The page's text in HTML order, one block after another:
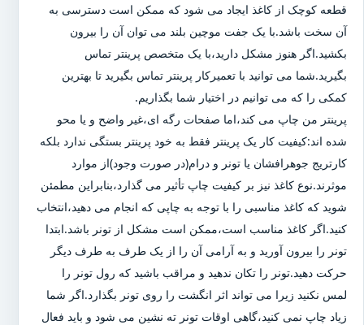
قطعه کوچک از کاغذ ایجاد می شود که ممکن است دسترسی به
آن سخت باشد.با یک جفت موچین بلند می توان آن را بیرون
بکشید.اگر هنوز مشکل دارید،با یک متخصص پرینتر تماس
بگیرید.شما می توانید با تعمیرکار پرینتر تماس بگیرید تا بهترین
کمکی را که می توانیم در اختیار شما بگذاریم.
پرینتر من چاپ می کند،اما صفحات رگه ای،غیر واضح و یا محو
شده اند:کیفیت کار یک پرینتر فقط به خود پرینتر بستگی ندارد بلکه
کارتریج جوهرافشان یا تونر و درام(در صورت وجود)از موارد
موثرند.نوع کاغذ نیز بر کیفیت چاپ تأثیر می گذارد،بنابراین مطمئن
شوید که کاغذ مناسبی را با توجه به چاپی که انجام می دهید،انتخاب
کنید.اگر کاغذ مناسب است،ممکن است مشکل از تونر باشد.ابتدا
تونر را بیرون آورید و به آرامی آن را از یک طرف به طرف دیگر
حرکت دهید.تونر را تکان ندهید و مراقب باشید که رول تونر را
لمس نکنید زیرا می تواند اثر انگشت را روی تونر بگذارد.اگر شما
زیاد چاپ نمی کنید،گاهی اوقات تونر ته نشین می شود و باید فعال